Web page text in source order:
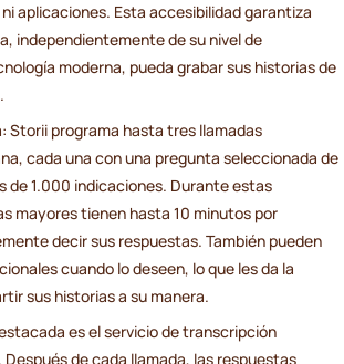
aplicaciones. Esta accesibilidad garantiza
independientemente de su nivel de
moderna, pueda grabar sus historias de
Storii programa hasta tres llamadas
cada una con una pregunta seleccionada de
de 1.000 indicaciones. Durante estas
mayores tienen hasta 10 minutos por
decir sus respuestas. También pueden
cuando lo deseen, lo que les da la
sus historias a su manera.
es el servicio de transcripción
de cada llamada, las respuestas